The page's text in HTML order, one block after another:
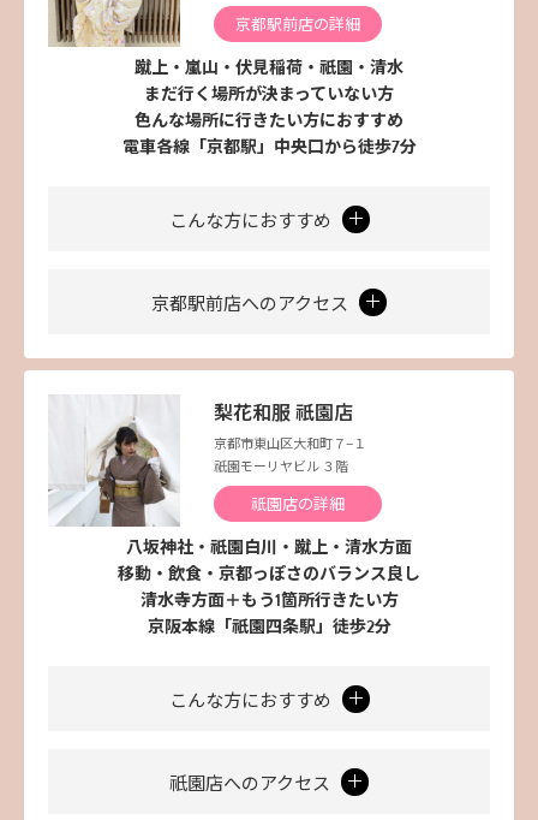
京都駅前店の詳細
蹴上・嵐山・伏見稲荷・祇園・清水
まだ行く場所が決まっていない方
色んな場所に行きたい方におすすめ
電車各線「京都駅」中央口から徒歩7分
こんな方におすすめ
京都駅前店へのアクセス
梨花和服 祇園店
京都市東山区大和町７−１
祇園モーリヤビル ３階
祇園店の詳細
八坂神社・祇園白川・蹴上・清水方面
移動・飲食・京都っぽさのバランス良し
清水寺方面＋もう1箇所行きたい方
京阪本線「祇園四条駅」徒歩2分
こんな方におすすめ
祇園店へのアクセス